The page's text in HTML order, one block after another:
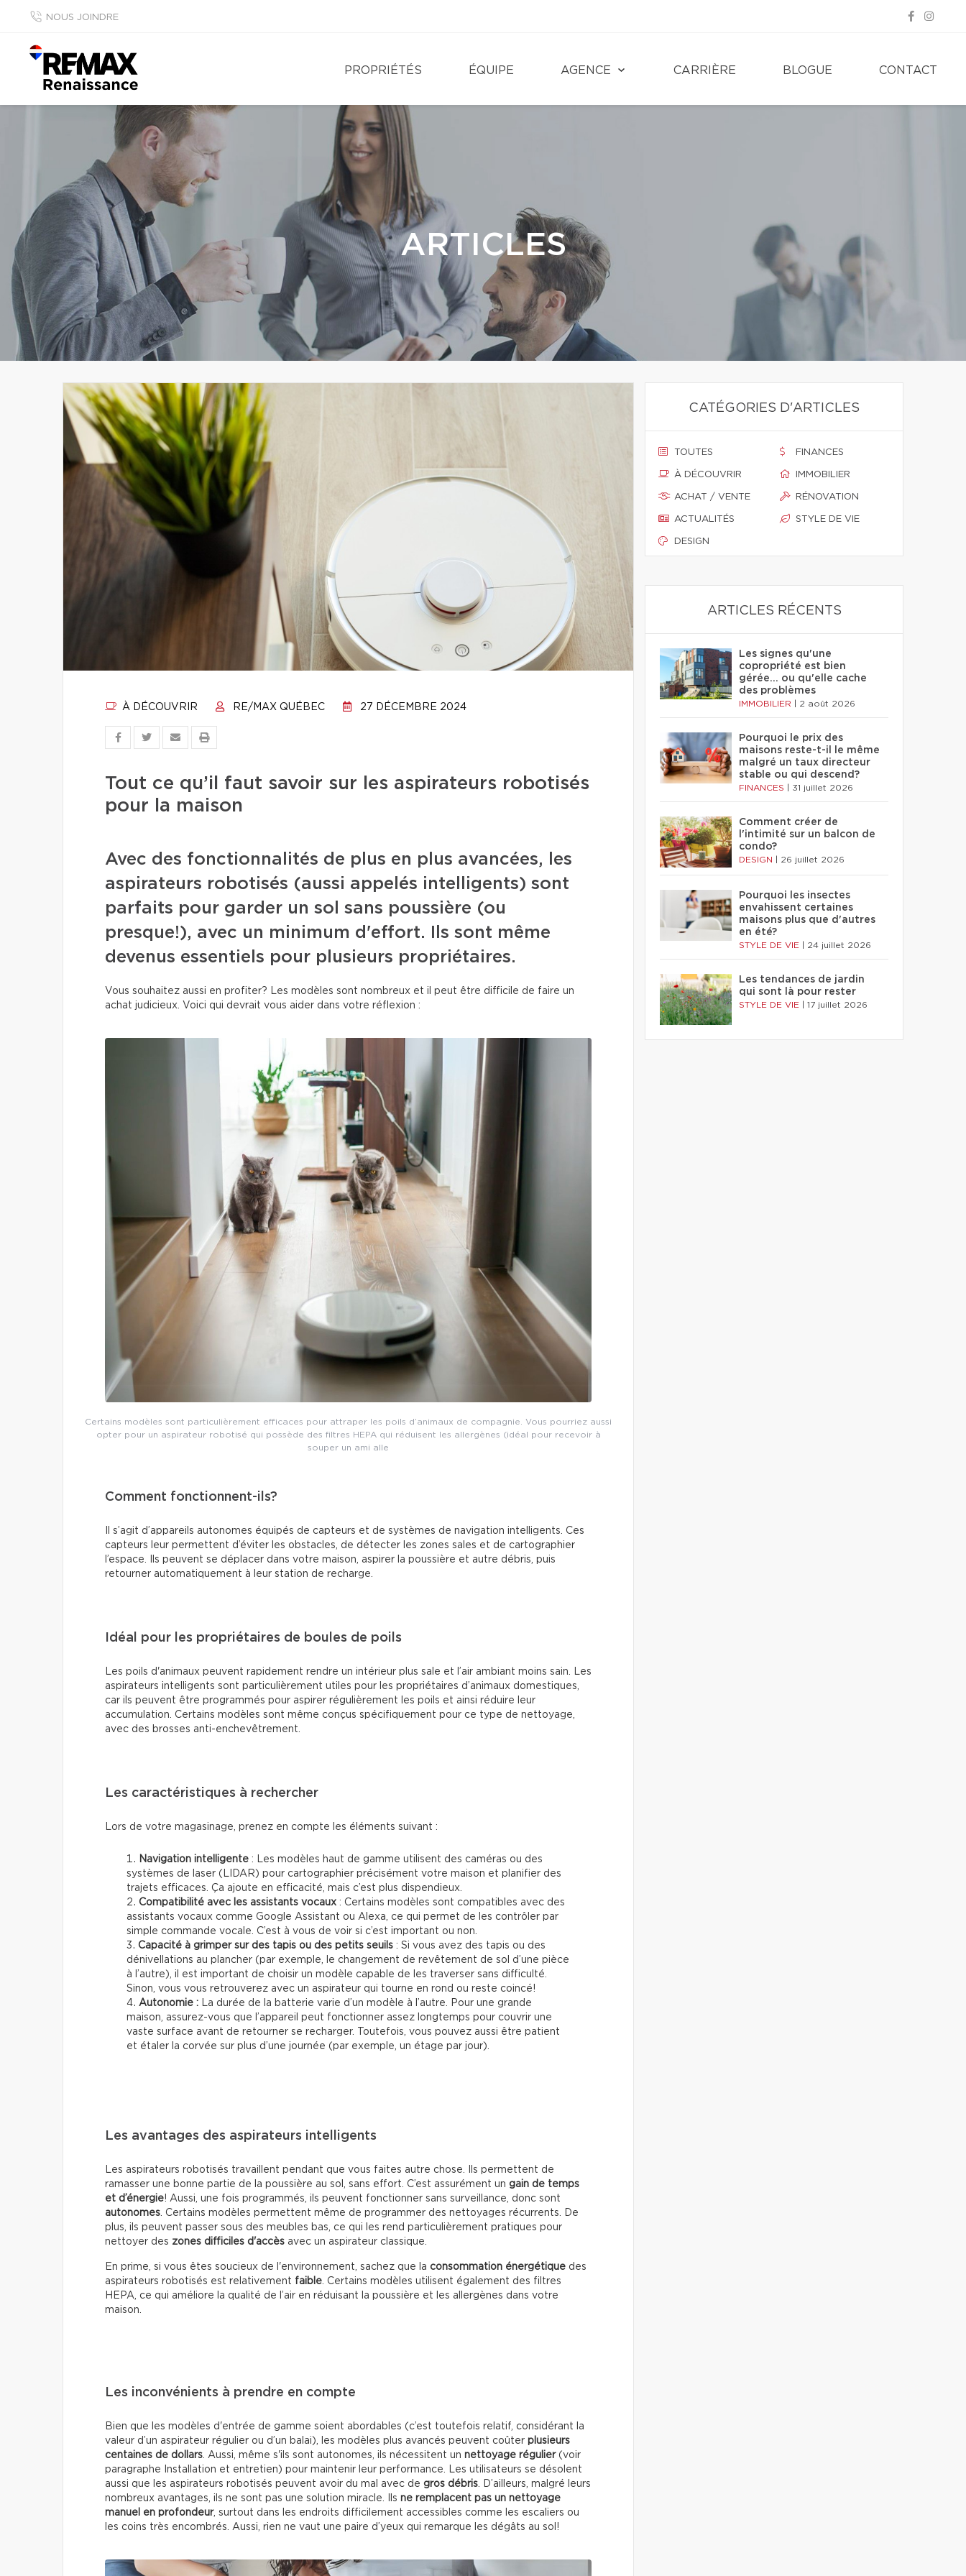
NOUS JOINDRE
PROPRIÉTÉS ÉQUIPE AGENCE CARRIÈRE BLOGUE CONTACT
ARTICLES
À DÉCOUVRIR RE/MAX QUÉBEC 27 DÉCEMBRE 2024
Tout ce qu’il faut savoir sur les aspirateurs robotisés
pour la maison
Avec des fonctionnalités de plus en plus avancées, les
aspirateurs robotisés (aussi appelés intelligents) sont
parfaits pour garder un sol sans poussière (ou
presque!), avec un minimum d'effort. Ils sont même
devenus essentiels pour plusieurs propriétaires.
Vous souhaitez aussi en profiter? Les modèles sont nombreux et il peut être difficile de faire un
achat judicieux. Voici qui devrait vous aider dans votre réflexion :
Certains modèles sont particulièrement efficaces pour attraper les poils d’animaux de compagnie. Vous pourriez aussi
opter pour un aspirateur robotisé qui possède des filtres HEPA qui réduisent les allergènes (idéal pour recevoir à
souper un ami alle
Comment fonctionnent-ils?
Il s’agit d’appareils autonomes équipés de capteurs et de systèmes de navigation intelligents. Ces
capteurs leur permettent d’éviter les obstacles, de détecter les zones sales et de cartographier
l’espace. Ils peuvent se déplacer dans votre maison, aspirer la poussière et autre débris, puis
retourner automatiquement à leur station de recharge.
Idéal pour les propriétaires de boules de poils
Les poils d'animaux peuvent rapidement rendre un intérieur plus sale et l’air ambiant moins sain. Les
aspirateurs intelligents sont particulièrement utiles pour les propriétaires d’animaux domestiques,
car ils peuvent être programmés pour aspirer régulièrement les poils et ainsi réduire leur
accumulation. Certains modèles sont même conçus spécifiquement pour ce type de nettoyage,
avec des brosses anti-enchevêtrement.
Les caractéristiques à rechercher
Lors de votre magasinage, prenez en compte les éléments suivant :
Navigation intelligente : Les modèles haut de gamme utilisent des caméras ou des
systèmes de laser (LIDAR) pour cartographier précisément votre maison et planifier des
trajets efficaces. Ça ajoute en efficacité, mais c’est plus dispendieux.
Compatibilité avec les assistants vocaux : Certains modèles sont compatibles avec des
assistants vocaux comme Google Assistant ou Alexa, ce qui permet de les contrôler par
simple commande vocale. C’est à vous de voir si c’est important ou non.
Capacité à grimper sur des tapis ou des petits seuils : Si vous avez des tapis ou des
dénivellations au plancher (par exemple, le changement de revêtement de sol d’une pièce
à l’autre), il est important de choisir un modèle capable de les traverser sans difficulté.
Sinon, vous vous retrouverez avec un aspirateur qui tourne en rond ou reste coincé!
Autonomie : La durée de la batterie varie d’un modèle à l’autre. Pour une grande
maison, assurez-vous que l’appareil peut fonctionner assez longtemps pour couvrir une
vaste surface avant de retourner se recharger. Toutefois, vous pouvez aussi être patient
et étaler la corvée sur plus d’une journée (par exemple, un étage par jour).
Les avantages des aspirateurs intelligents
Les aspirateurs robotisés travaillent pendant que vous faites autre chose. Ils permettent de
ramasser une bonne partie de la poussière au sol, sans effort. C’est assurément un gain de temps
et d’énergie! Aussi, une fois programmés, ils peuvent fonctionner sans surveillance, donc sont
autonomes. Certains modèles permettent même de programmer des nettoyages récurrents. De
plus, ils peuvent passer sous des meubles bas, ce qui les rend particulièrement pratiques pour
nettoyer des zones difficiles d'accès avec un aspirateur classique.
En prime, si vous êtes soucieux de l'environnement, sachez que la consommation énergétique des
aspirateurs robotisés est relativement faible. Certains modèles utilisent également des filtres
HEPA, ce qui améliore la qualité de l’air en réduisant la poussière et les allergènes dans votre
maison.
Les inconvénients à prendre en compte
Bien que les modèles d'entrée de gamme soient abordables (c’est toutefois relatif, considérant la
valeur d’un aspirateur régulier ou d’un balai), les modèles plus avancés peuvent coûter plusieurs
centaines de dollars. Aussi, même s'ils sont autonomes, ils nécessitent un nettoyage régulier (voir
paragraphe Installation et entretien) pour maintenir leur performance. Les utilisateurs se désolent
aussi que les aspirateurs robotisés peuvent avoir du mal avec de gros débris. D’ailleurs, malgré leurs
nombreux avantages, ils ne sont pas une solution miracle. Ils ne remplacent pas un nettoyage
manuel en profondeur, surtout dans les endroits difficilement accessibles comme les escaliers ou
les coins très encombrés. Aussi, rien ne vaut une paire d’yeux qui remarque les dégâts au sol!
CATÉGORIES D'ARTICLES
TOUTES
À DÉCOUVRIR
ACHAT / VENTE
ACTUALITÉS
DESIGN
FINANCES
IMMOBILIER
RÉNOVATION
STYLE DE VIE
ARTICLES RÉCENTS
Les signes qu'une
copropriété est bien
gérée… ou qu'elle cache
des problèmes
IMMOBILIER 2 août 2026
Pourquoi le prix des
maisons reste-t-il le même
malgré un taux directeur
stable ou qui descend?
FINANCES 31 juillet 2026
Comment créer de
l'intimité sur un balcon de
condo?
DESIGN 26 juillet 2026
Pourquoi les insectes
envahissent certaines
maisons plus que d'autres
en été?
STYLE DE VIE 24 juillet 2026
Les tendances de jardin
qui sont là pour rester
STYLE DE VIE 17 juillet 2026